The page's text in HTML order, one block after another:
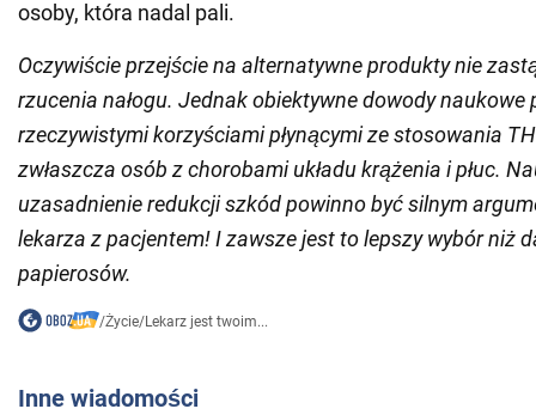
osoby, która nadal pali.
Oczywiście przejście na alternatywne produkty nie
rzucenia nałogu. Jednak obiektywne dowody naukowe
rzeczywistymi korzyściami płynącymi ze stosowania
zwłaszcza osób z chorobami układu krążenia i płuc.
uzasadnienie redukcji szkód powinno być silnym
lekarza z pacjentem! I zawsze jest to lepszy wybór niż
papierosów.
/Życie/Lekarz jest twoim...
Inne wiadomości